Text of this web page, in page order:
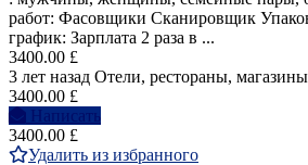
работ: Фасовщики Сканировщик
график: Зарплата 2 раза в ...
3400.00 £
3 лет назад Отели, рестораны, магазины
3400.00 £
Написать
3400.00 £
Удалить из избранного